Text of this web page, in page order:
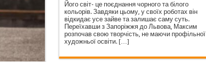
Його світ- це поєднання чорного та білого
кольорів. Завдяки цьому, у своїх роботах він
відкидає усе зайве та залишає саму суть.
Переїхавши з Запоріжжя до Львова, Максим
розпочав свою творчість, не маючи профільної
художньої освіти. […]